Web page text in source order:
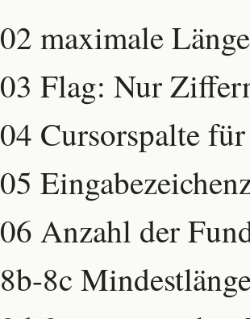
02 maximale
03 Flag: Nur
04 Cursorspalte
05
06 Anzahl der
8b-8c